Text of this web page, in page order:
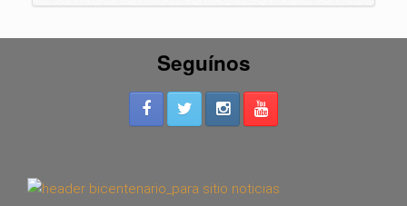
Seguínos